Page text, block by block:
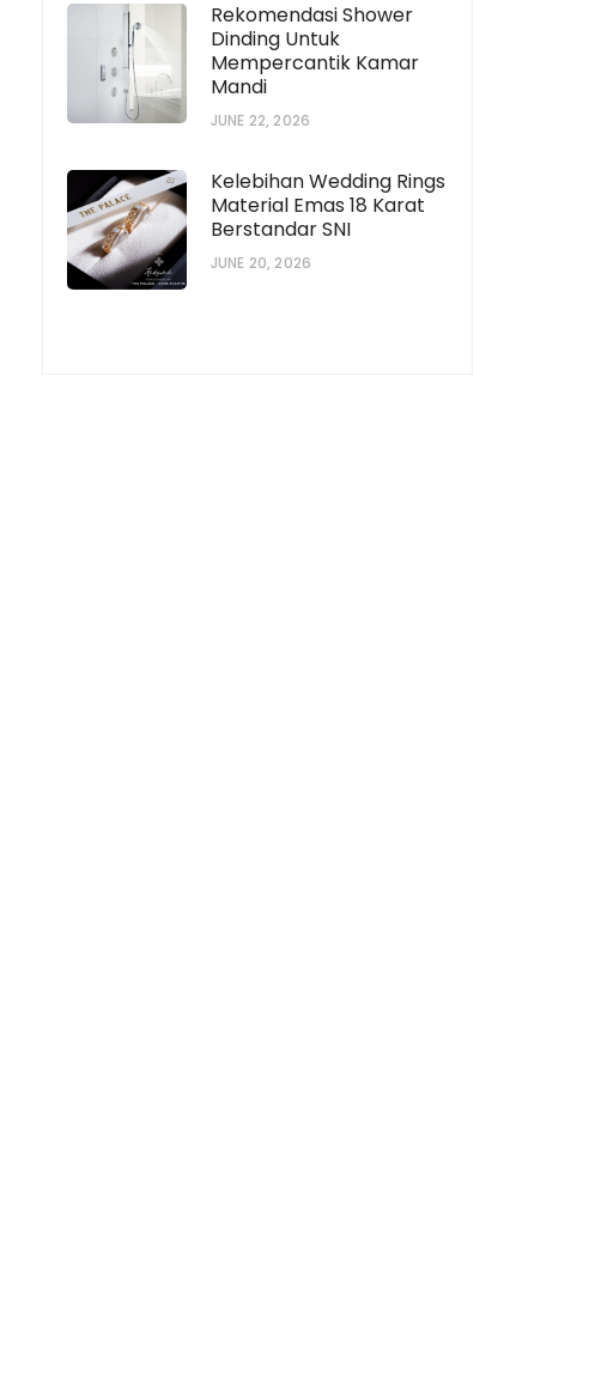
Rekomendasi Shower
Dinding Untuk
Mempercantik Kamar
Mandi
JUNE 22, 2026
Kelebihan Wedding Rings
Material Emas 18 Karat
Berstandar SNI
JUNE 20, 2026